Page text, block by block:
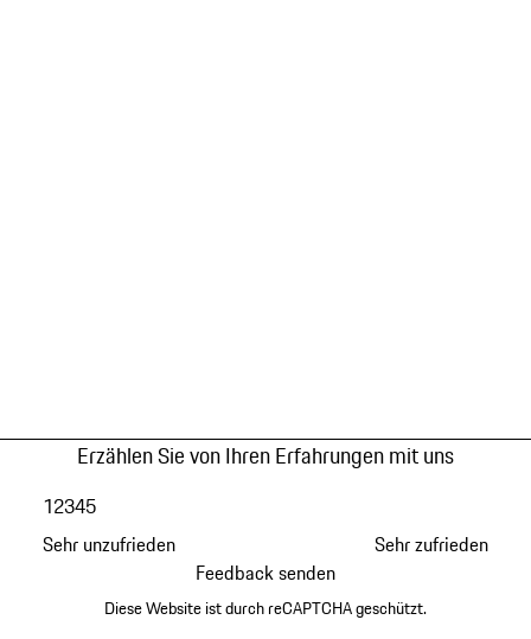
Erzählen Sie von Ihren Erfahrungen mit uns
Sehr unzufrieden
12345
Sehr zufrieden
Feedback senden
Diese Website ist durch reCAPTCHA geschützt.